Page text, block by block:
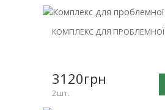
НОВИНКА
-26%
КОМПЛЕКС ДЛЯ ПРОБЛЕМНОЇ
3120грн
2шт.